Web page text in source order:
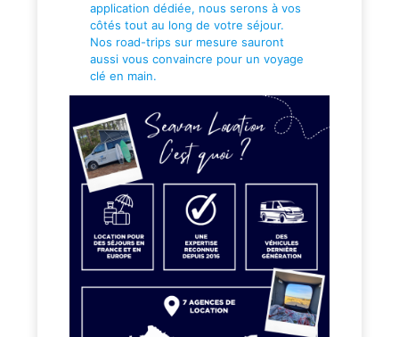
application dédiée, nous serons à vos
côtés tout au long de votre séjour.
Nos road-trips sur mesure sauront
aussi vous convaincre pour un voyage
clé en main.